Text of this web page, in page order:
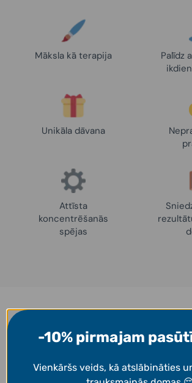
Māksla kā terapija
Palīdz
Unikāla dāvana
Attīsta
koncentrēšanās
spējas
Iedvesmai
-10% pirmajam
Vienkāršs veids, kā atslābināties